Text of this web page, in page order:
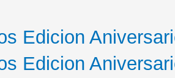
Edicion
Edicion